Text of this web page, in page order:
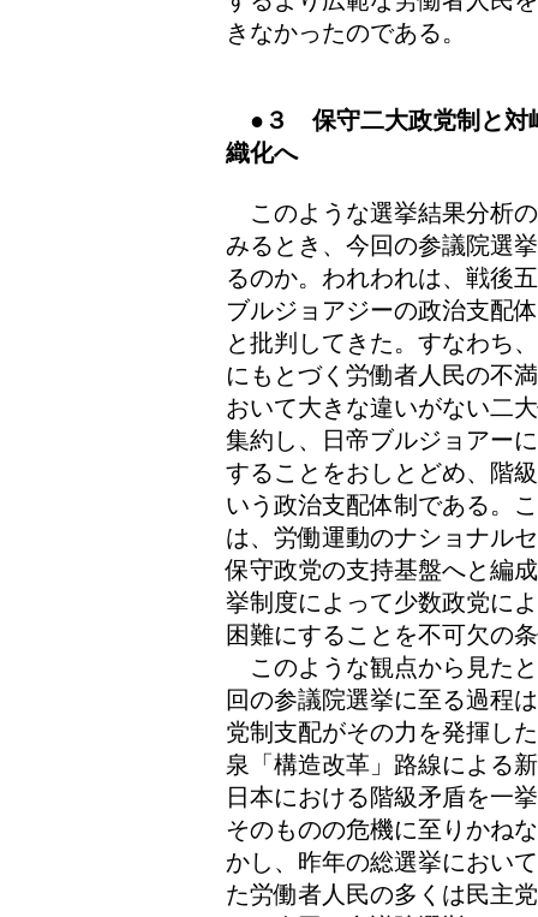
きなかったのである。
●３ 保守二大政党制と対
織化へ
このような選挙結果分析
みるとき、今回の参議院選
るのか。われわれは、戦後
ブルジョアジーの政治支配
と批判してきた。すなわち
にもとづく労働者人民の不
おいて大きな違いがない二
集約し、日帝ブルジョアー
することをおしとどめ、階
いう政治支配体制である。
は、労働運動のナショナル
保守政党の支持基盤へと編
挙制度によって少数政党に
困難にすることを不可欠の
このような観点から見た
回の参議院選挙に至る過程
党制支配がその力を発揮し
泉「構造改革」路線による
日本における階級矛盾を一
そのものの危機に至りかね
かし、昨年の総選挙におい
た労働者人民の多くは民主